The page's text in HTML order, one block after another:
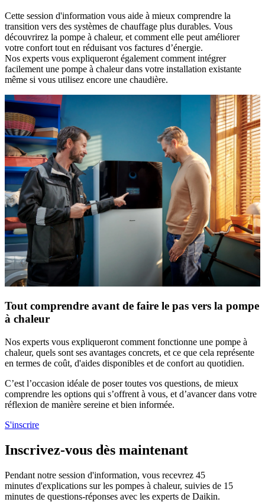
Cette session d'information vous aide à mieux comprendre la
transition vers des systèmes de chauffage plus durables. Vous
découvrirez la pompe à chaleur, et comment elle peut améliorer
votre confort tout en réduisant vos factures d’énergie.
Nos experts vous expliqueront également comment intégrer
facilement une pompe à chaleur dans votre installation existante
même si vous utilisez encore une chaudière.
Tout comprendre avant de faire le pas vers la pompe
à chaleur
Nos experts vous expliqueront comment fonctionne une pompe à
chaleur, quels sont ses avantages concrets, et ce que cela représente
en termes de coût, d'aides disponibles et de confort au quotidien.
C’est l’occasion idéale de poser toutes vos questions, de mieux
comprendre les options qui s’offrent à vous, et d’avancer dans votre
réflexion de manière sereine et bien informée.
S'inscrire
Inscrivez-vous dès maintenant
Pendant notre session d'information, vous recevrez 45
minutes d'explications sur les pompes à chaleur, suivies de 15
minutes de questions-réponses avec les experts de Daikin.